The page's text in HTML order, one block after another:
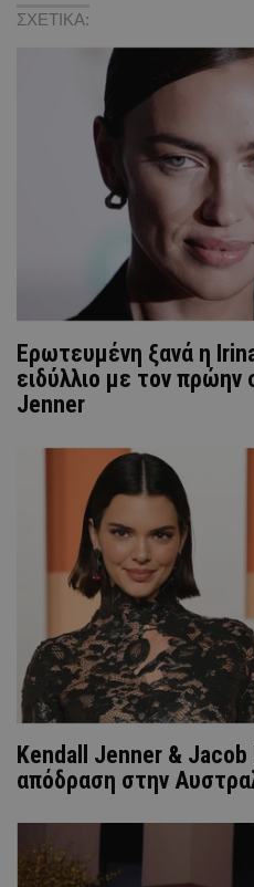
ΣΧΕΤΙΚΑ:
Ερωτευμένη ξανά η
ειδύλλιο με τον πρώην
Jenner
Kendall Jenner & Jacob
απόδραση στην